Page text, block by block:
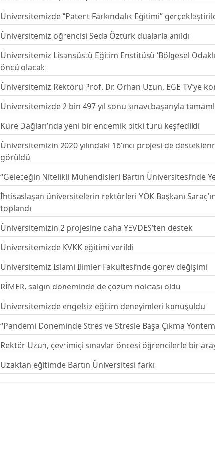
Üniversitemizde “Patent Farkındalık Eğitimi”
Üniversitemiz öğrencisi Seda Öztürk dualarla anıldı
Üniversitemiz Lisansüstü Eğitim Enstitüsü ‘Bölgesel
öncü olacak
Üniversitemiz Rektörü Prof. Dr. Orhan Uzun, EGE TV’ye
Üniversitemizde 2 bin 497 yıl sonu sınavı başarıyla
Küre Dağları’nda yeni bir endemik bitki türü keşfedildi
Üniversitemizin 2020 yılındaki 16’ıncı projesi de
görüldü
“Geleceğin Nitelikli Mühendisleri Bartın Üniversitesi’nde
İhtisaslaşan üniversitelerin rektörleri YÖK Başkanı
toplandı
Üniversitemizin 2 projesine daha YEVDES’ten destek
Üniversitemizde KVKK eğitimi verildi
Üniversitemiz İslami İlimler Fakültesi’nde görev değişimi
RİMER, salgın döneminde de çözüm noktası oldu
Üniversitemizde engelsiz eğitim deneyimleri konuşuldu
“Pandemi Döneminde Stres ve Stresle Başa Çıkma
Rektör Uzun, çevrimiçi sınavlar öncesi öğrencilerle bir
Uzaktan eğitimde Bartın Üniversitesi farkı